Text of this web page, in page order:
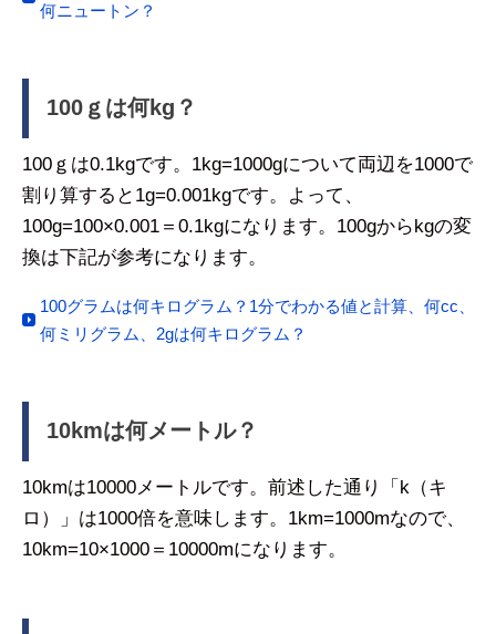
何ニュートン？
100ｇは何kg？
100ｇは0.1kgです。1kg=1000gについて両辺を1000で
割り算すると1g=0.001kgです。よって、
100g=100×0.001＝0.1kgになります。100gからkgの変
換は下記が参考になります。
100グラムは何キログラム？1分でわかる値と計算、何cc、
何ミリグラム、2gは何キログラム？
10kmは何メートル？
10kmは10000メートルです。前述した通り「k（キ
ロ）」は1000倍を意味します。1km=1000mなので、
10km=10×1000＝10000mになります。